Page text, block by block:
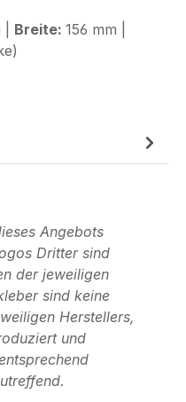
Breite: 156 mm |
Angebots
Dritter sind
der jeweiligen
sind keine
Herstellers,
und